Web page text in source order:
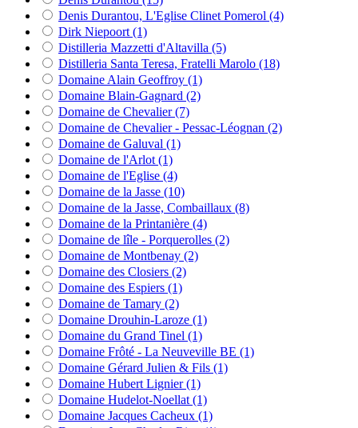
Denis Durantou, L'Eglise Clinet Pomerol (4)
Dirk Niepoort (1)
Distilleria Mazzetti d'Altavilla (5)
Distilleria Santa Teresa, Fratelli Marolo (18)
Domaine Alain Geoffroy (1)
Domaine Blain-Gagnard (2)
Domaine de Chevalier(7)
Domaine de Chevalier - Pessac-Léognan (2)
Domaine de Galuval (1)
Domaine de l'Arlot (1)
Domaine de l'Eglise (4)
Domaine de la Jasse (10)
Domaine de la Jasse, Combaillaux (8)
Domaine de la Printanière (4)
Domaine de lîle - Porquerolles (2)
Domaine de Montbenay (2)
Domaine des Closiers (2)
Domaine des Espiers (1)
Domaine de Tamary (2)
Domaine Drouhin-Laroze (1)
Domaine du Grand Tinel (1)
Domaine Frôté - La Neuveville BE (1)
Domaine Gérard Julien & Fils (1)
Domaine Hubert Lignier(1)
Domaine Hudelot-Noellat (1)
Domaine Jacques Cacheux (1)